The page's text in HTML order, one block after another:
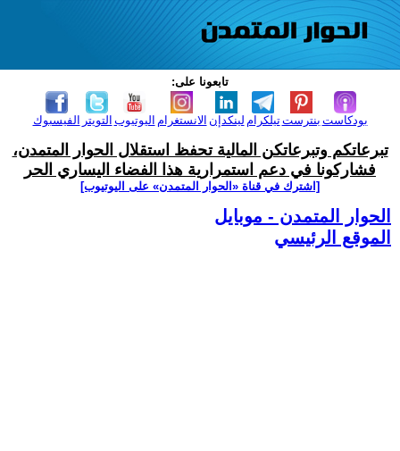
تابعونا على:
الفيسبوك التويتر اليوتيوب الانستغرام لينكدإن تيلكرامبنترست بودكاست
تبرعاتكم وتبرعاتكن المالية تحفظ استقلال الحوار المتمدن،
فشاركونا في دعم استمرارية هذا الفضاء اليساري الحر
[اشترك في قناة ‫«الحوار المتمدن» على اليوتيوب]
الحوار المتمدن - موبايل
الموقع الرئيسي